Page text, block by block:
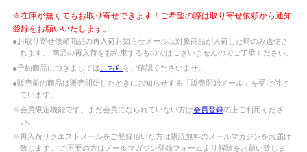
※在庫が無くてもお取り寄せできます！ご希望の際は取り寄せ依頼から通知
登録をお願いいたします。
●お取り寄せ依頼商品の再入荷お知らせメールは対象商品が入荷した時のみ送信さ
れます。 商品の再入荷をお約束するものではございませんのでご了承ください。
●予約商品につきましては こちらをご確認くださいませ。
●販売前の商品は販売開始したときにお知らせする「販売開始メール」を受け付け
ています。
※会員限定機能です。まだ会員になられていない方は会員登録の上ご利用くださ
い。
※再入荷リクエストメールをご登録頂いた方は購読無料のメールマガジンをお届け
致します。 ご不要の方はメールマガジン登録フォームより解除をお願い致しま